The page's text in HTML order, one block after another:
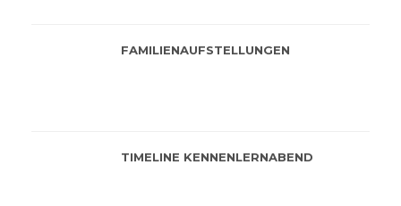
FAMILIENAUFSTELLUNGEN
TIMELINE KENNENLERNABEND